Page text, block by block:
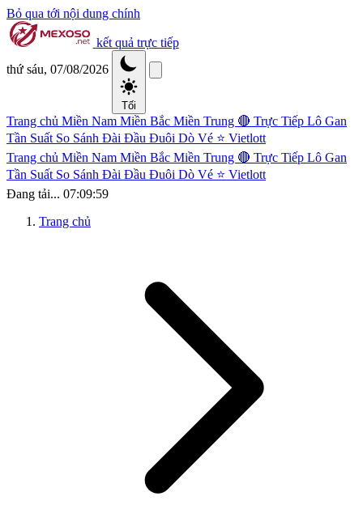
Bỏ qua tới nội dung chính
kết quả trực tiếp
thứ sáu, 07/08/2026
Tối
Trang chủ Miền Nam Miền Bắc Miền Trung 🔴 Trực Tiếp Lô Gan
Tần Suất So Sánh Đài Đầu Đuôi Dò Vé ⭐ Vietlott
Trang chủ Miền Nam Miền Bắc Miền Trung 🔴 Trực Tiếp Lô Gan
Tần Suất So Sánh Đài Đầu Đuôi Dò Vé ⭐ Vietlott
Đang tải... 07:09:59
Trang chủ